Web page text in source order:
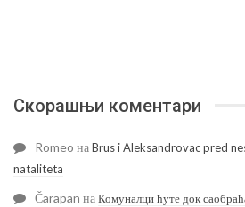
Скорашњи коментари
Romeo наBrus i Aleksandrovac pred
nataliteta
Čarapan наКомуналци ћуте док